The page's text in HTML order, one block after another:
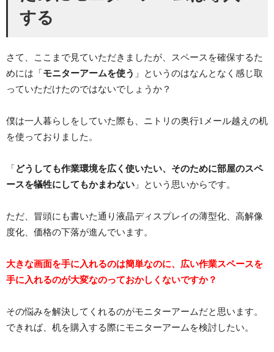
する
さて、ここまで見ていただきましたが、スペースを確保するた
めには「 モニターアームを使う 」というのはなんとなく感じ取
っていただけたのではないでしょうか？
僕は一人暮らしをしていた際も、ニトリの奥行1メール越えの机
を使っておりました。
「 どうしても作業環境を広く使いたい、そのために部屋のスペ
ースを犠牲にしてもかまわない 」という思いからです。
ただ、冒頭にも書いた通り液晶ディスプレイの薄型化、高解像
度化、価格の下落が進んでいます。
大きな画面を手に入れるのは簡単なのに、広い作業スペースを
手に入れるのが大変なのっておかしくないですか？
その悩みを解決してくれるのがモニターアームだと思います。
できれば、机を購入する際にモニターアームを検討したい。